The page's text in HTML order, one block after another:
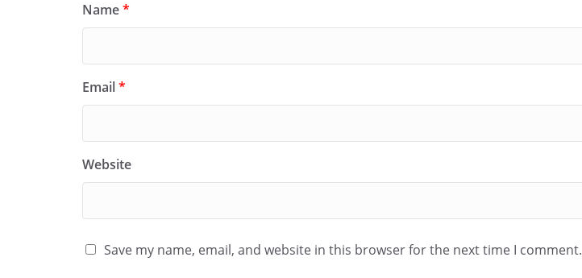
Name*
Email*
Website
Save my name, email, and website in this browser for the next time I comment.